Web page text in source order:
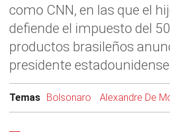
como CNN, en las que el
defiende el impuesto del
productos brasileños
presidente
Temas Bolsonaro Alexandre De